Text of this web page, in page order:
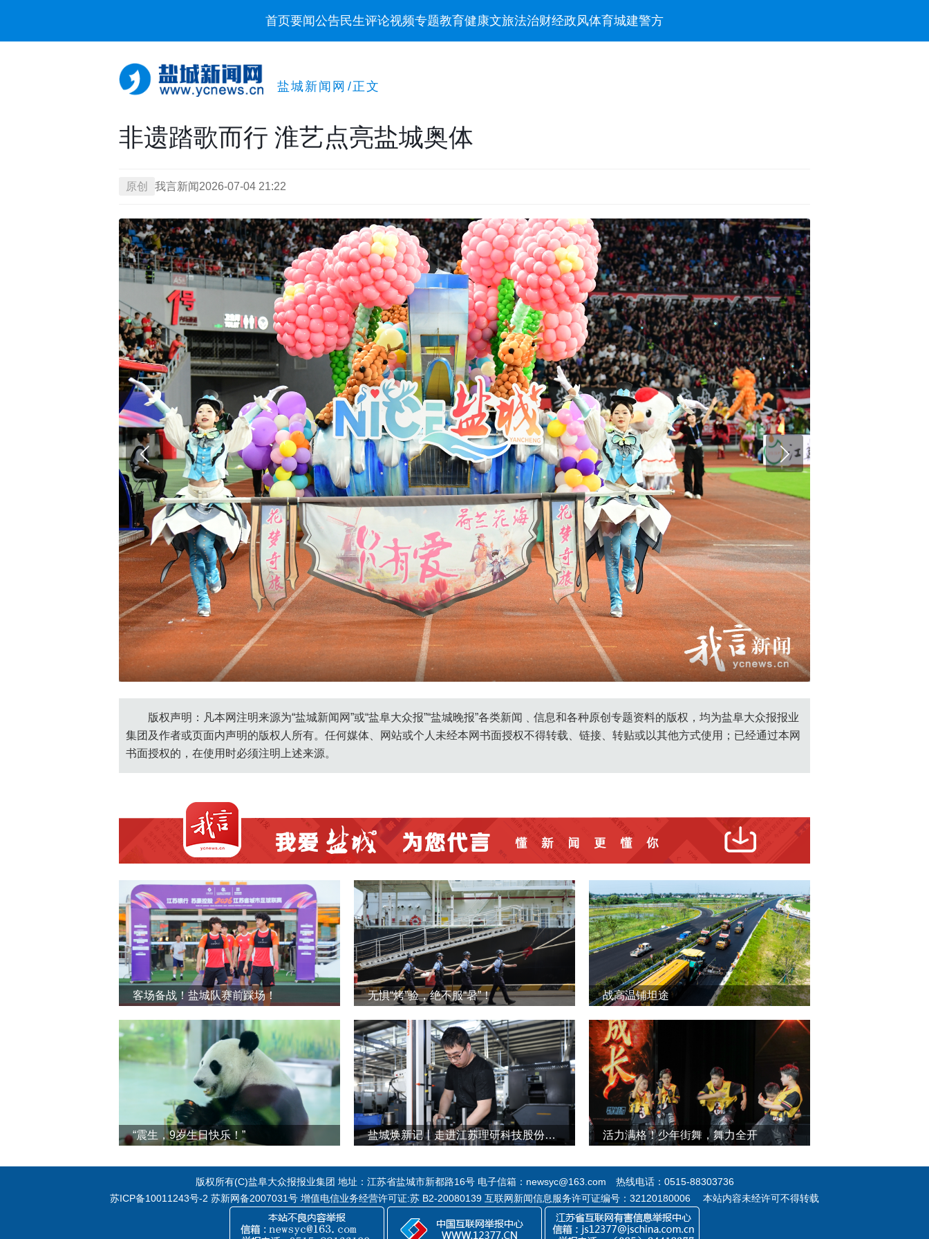
首页要闻公告民生评论视频专题教育健康文旅法治财经政风体育城建警方
盐城新闻网 /正文
非遗踏歌而行 淮艺点亮盐城奥体
原创 我言新闻 2026-07-04 21:22
版权声明：凡本网注明来源为“盐城新闻网”或“盐阜大众报”“盐城晚报”各类新闻﹑信息和各种原创专题资料的版权，均为盐阜大众报报业
集团及作者或页面内声明的版权人所有。任何媒体、网站或个人未经本网书面授权不得转载、链接、转贴或以其他方式使用；已经通过本网
书面授权的，在使用时必须注明上述来源。
客场备战！盐城队赛前踩场！ 无惧“烤”验，绝不服“暑”！ 战高温铺坦途
“震生，9岁生日快乐！” 盐城焕新记丨走进江苏理研科技股份有限公司 活力满格！少年街舞，舞力全开
版权所有(C)盐阜大众报报业集团 地址：江苏省盐城市新都路16号 电子信箱：newsyc@163.com 热线电话：0515-88303736
苏ICP备10011243号-2 苏新网备2007031号 增值电信业务经营许可证:苏 B2-20080139 互联网新闻信息服务许可证编号：32120180006 本站内容未经许可不得转载